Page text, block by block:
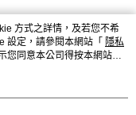
方式之詳情，及若您不希
設定，請參閱本網站「 隱私
您同意本公司得按本網站使